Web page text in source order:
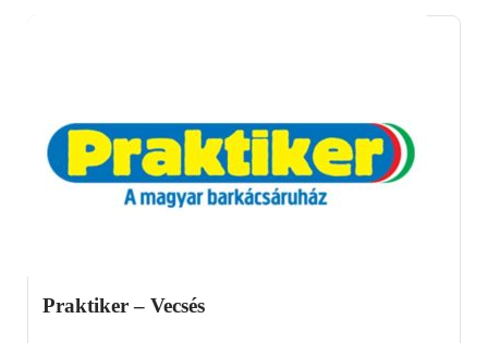
Praktiker – Vecsés